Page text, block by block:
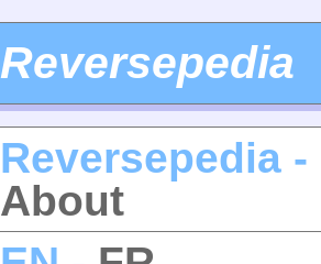
Reversepedia
Reversepedia -
About